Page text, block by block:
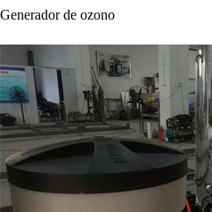
Generador de ozono